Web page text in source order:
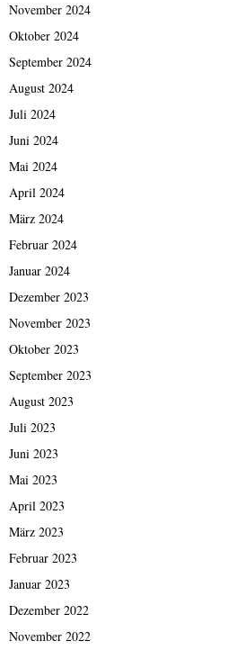
November 2024
Oktober 2024
September 2024
August 2024
Juli 2024
Juni 2024
Mai 2024
April 2024
März 2024
Februar 2024
Januar 2024
Dezember 2023
November 2023
Oktober 2023
September 2023
August 2023
Juli 2023
Juni 2023
Mai 2023
April 2023
März 2023
Februar 2023
Januar 2023
Dezember 2022
November 2022